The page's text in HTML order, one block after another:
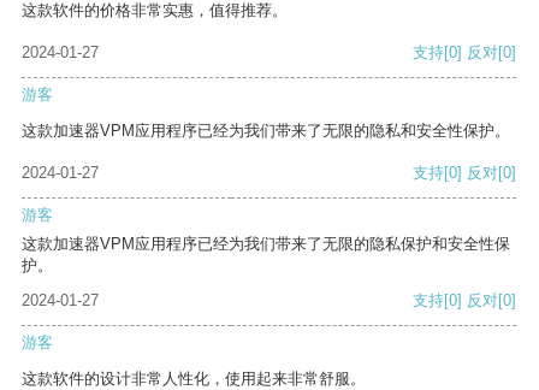
这款软件的价格非常实惠，值得推荐。
2024-01-27 支持[0] 反对[0]
游客
这款加速器VPM应用程序已经为我们带来了无限的隐私和安全性保护。
2024-01-27 支持[0] 反对[0]
游客
这款加速器VPM应用程序已经为我们带来了无限的隐私保护和安全性保
护。
2024-01-27
支持[0] 反对[0]
游客
这款软件的设计非常人性化，使用起来非常舒服。